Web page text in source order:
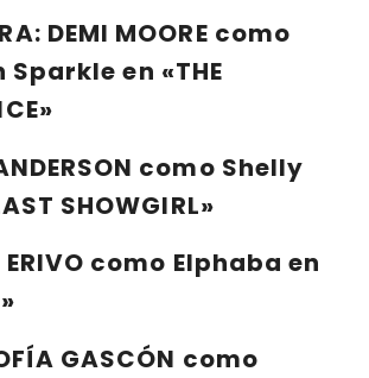
DEMI MOORE como
en «THE
como Shelly
SHOWGIRL»
como Elphaba en
GASCÓN como